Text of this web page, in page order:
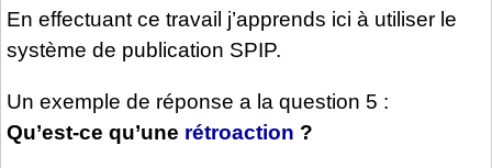
En effectuant ce travail j’apprends ici à utiliser le
système de publication SPIP.
Un exemple de réponse a la question 5 :
Qu’est-ce qu’une rétroaction ?